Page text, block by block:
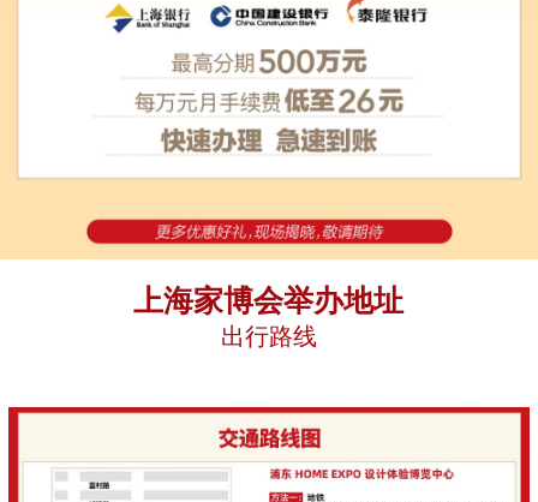
上海家博会举办地址
出行路线